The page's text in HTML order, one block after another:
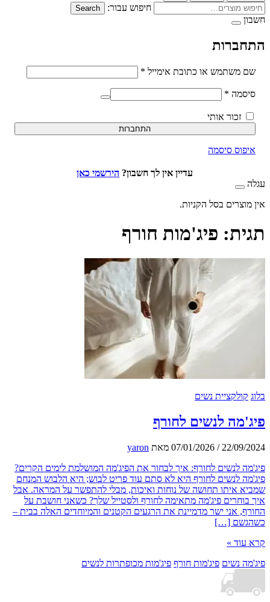
חיפוש עבור: Search
משתמש או כתובת אימייל*חובה
*חובה
זכור אותי
התחברות
סיסמה
עדיין אין לך חשבון?הירשמי כאן
בסל הקניות.
פיג'מות חורף
נשים
לנשים לחורף
22/
/
07/01/2026מאתyaron
לנשים לחורף: איך לבחור את הפיג'מה המושלמת לימים הקרים?
לנשים לחורף היא לא סתם עוד פריט לבוש; היא הלבוש המנחם
איתו תחושה של נוחות ואיכות, מבלי להתפשר על המראה. אבל
פיג'מה מתאימה לחורף ולסטייל שלך? כשאני חושבת על
אני ישר מדמיינת את הרגעים הקטנים והמיוחדים האלה בבית –
[…]
»
נשים פיג'מות חורף פיג'מות מכופתרות לנשים